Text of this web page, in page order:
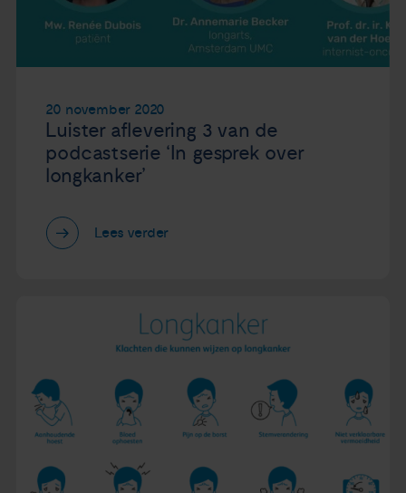
20 november 2020
Luister aflevering 3 van de
podcastserie ‘In gesprek over
longkanker’
Lees verder